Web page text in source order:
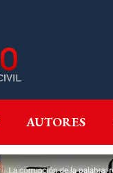
AUTORES